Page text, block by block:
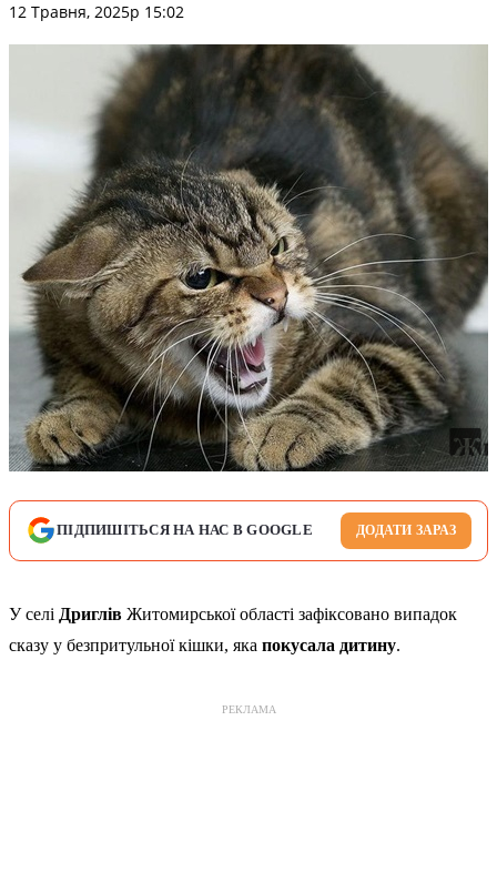
12 Травня, 2025р 15:02
ПІДПИШІТЬСЯ НА НАС В GOOGLE ДОДАТИ ЗАРАЗ
У селі Дриглів Житомирської області зафіксовано випадок
сказу у безпритульної кішки, яка покусала дитину.
РЕКЛАМА